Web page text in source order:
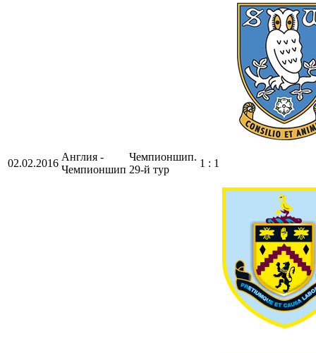
02.02.2016
Англия -
Чемпионшип
Чемпионшип.
29-й тур
1 : 1